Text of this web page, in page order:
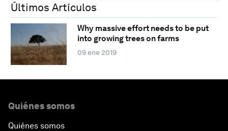
Últimos Artículos
Why massive effort needs to be put
into growing trees on farms
09 ene 2019
Quiénes somos
Quiénes somos